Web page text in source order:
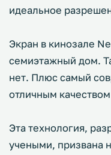
идеальное
Экран в кинозале
семиэтажный дом.
нет. Плюс самый
отличным
Эта технология,
учеными, призвана